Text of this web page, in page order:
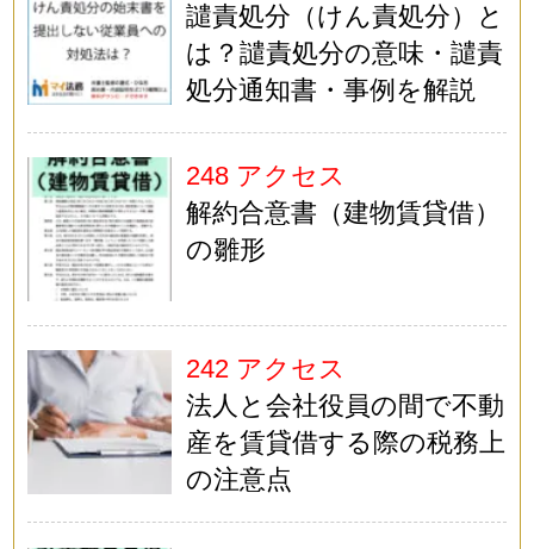
譴責処分（けん責処分）と
は？譴責処分の意味・譴責
処分通知書・事例を解説
248 アクセス
解約合意書（建物賃貸借）
の雛形
242 アクセス
法人と会社役員の間で不動
産を賃貸借する際の税務上
の注意点